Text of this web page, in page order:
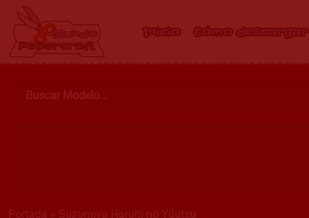
Inicio Cómo descargar
Portada Suzumiya Haruhi no Yūutsu